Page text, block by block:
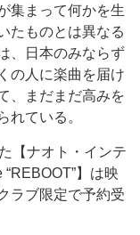
集まって何かを生
たものとは異なる
、日本のみならず
の人に楽曲を届け
、まだまだ高みを
れている。
【ナオト・インテ
】は映
ラブ限定で予約受